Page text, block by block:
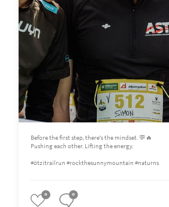
Before the first step, there’s the mindset. 💬🔥
Pushing each other. Lifting the energy.
#ötzitrailrun #rockthesunnymountain #naturns
0 0